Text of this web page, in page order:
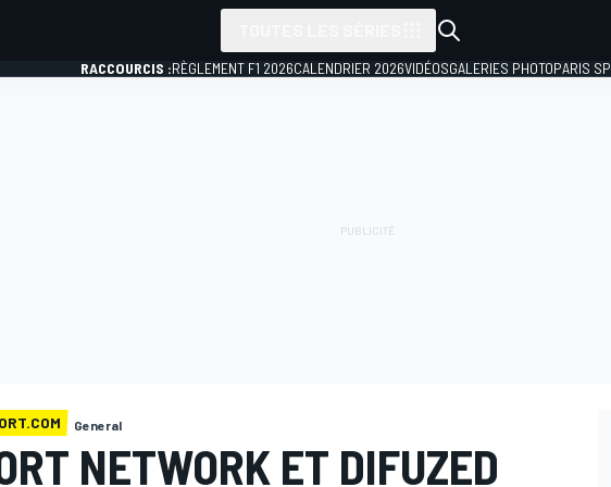
RACCOURCIS :RÈGLEMENT F1 2026CALENDRIER 2026VIDÉOSGALERIES PHOTOPARIS
General
NETWORK ET DIFUZED